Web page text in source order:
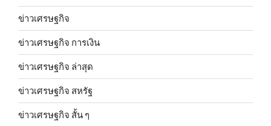
ข่าวเศรษฐกิจ
ข่าวเศรษฐกิจ การเงิน
ข่าวเศรษฐกิจ ล่าสุด
ข่าวเศรษฐกิจ สหรัฐ
ข่าวเศรษฐกิจ สั้น ๆ